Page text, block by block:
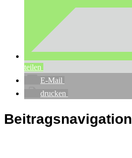
teilen
E-Mail
drucken
Beitragsnavigation